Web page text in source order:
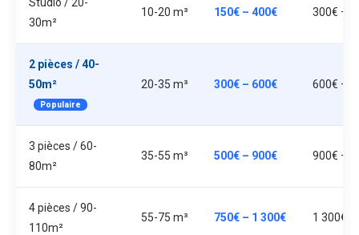
30m²
10-20 m³ 150€ – 400€ 300€ –
2 pièces / 40-
50m²
Populaire
20-35 m³ 300€ – 600€ 600€ – 1
3 pièces / 60-
80m²
35-55 m³ 500€ – 900€ 900€ – 1
4 pièces / 90-
110m²
55-75 m³ 750€ – 1 300€ 1 300€